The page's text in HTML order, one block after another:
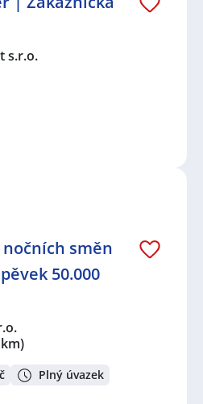
s.r.o.
směn
50.000
Plný úvazek